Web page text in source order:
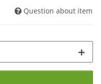
Question about item